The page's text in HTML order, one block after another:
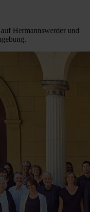
Hermannswerder und